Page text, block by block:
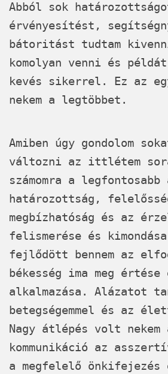
Abból sok
érvényesítést,
bátoritást tudtam
komolyan venni és
kevés sikerrel. Ez az
nekem a legtöbbet.
Amiben úgy gondolom
változni az ittlétem
számomra a legfontosabb
határozottság,
megbízhatóság és az
felismerése és
fejlődött bennem az
békesség ima meg értése
alkalmazása. Alázatot
betegségemmel és az
Nagy átlépés volt nekem
kommunikáció az
a megfelelő önkifejezés